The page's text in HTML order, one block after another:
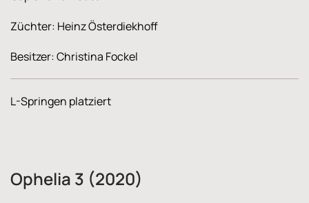
Züchter: Heinz Österdiekhoff
Besitzer: Christina Fockel
L-Springen platziert
Ophelia 3 (2020)